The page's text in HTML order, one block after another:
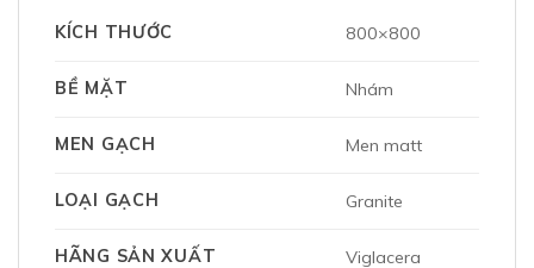
KÍCH THƯỚC 800×800
BỀ MẶT Nhám
MEN GẠCH Men matt
LOẠI GẠCH Granite
HÃNG SẢN XUẤT Viglacera